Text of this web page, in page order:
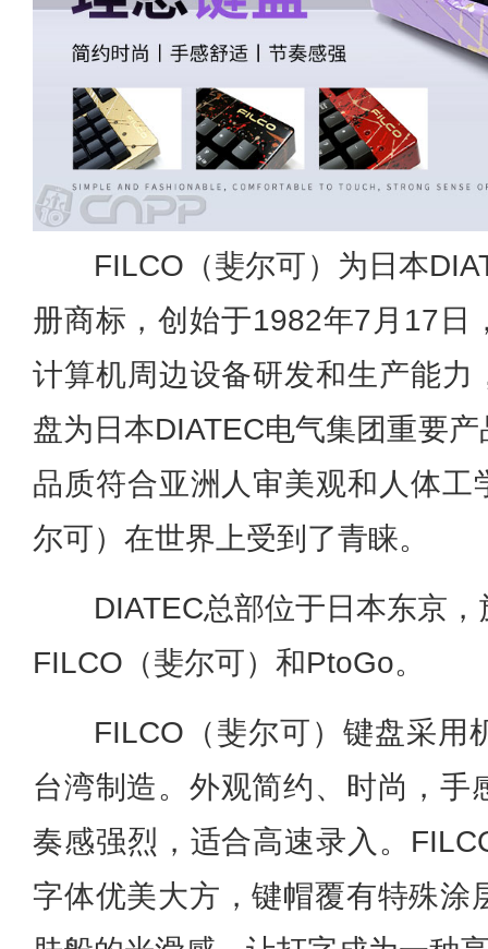
FILCO（斐尔可）为日本
册商标，创始于1982年7月17日
计算机周边设备研发和生产能力
盘为 日本DIATEC电气集团重要
品质符合亚洲人审美观和人体工
尔可）在世界上受到了青睐。
DIATEC总部位于日本东京
FILCO（斐尔可）和PtoGo。
FILCO（斐尔可）键盘采用
台湾制造。外观简约、时尚，手
奏感强烈，适合高速录入。
字体优美大方，键帽覆有特殊涂